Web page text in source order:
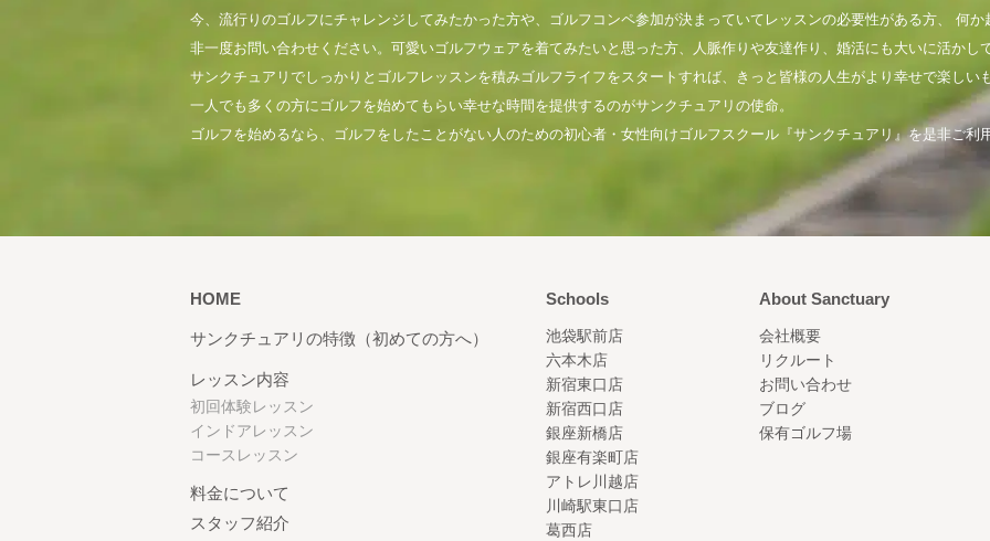
今、流行りのゴルフにチャレンジしてみたかった方や、ゴルフコンペ参加が決まっていてレッスンの必要性がある方、 何
非一度お問い合わせください。可愛いゴルフウェアを着てみたいと思った方、人脈作りや友達作り、婚活にも大いに活かし
サンクチュアリでしっかりとゴルフレッスンを積みゴルフライフをスタートすれば、きっと皆様の人生がより幸せで楽しい
一人でも多くの方にゴルフを始めてもらい幸せな時間を提供するのがサンクチュアリの使命。
ゴルフを始めるなら、ゴルフをしたことがない人のための初心者・女性向けゴルフスクール『サンクチュアリ』を是非ご利
HOME
サンクチュアリの特徴（初めての方へ）
レッスン内容
初回体験レッスン
インドアレッスン
コースレッスン
料金について
スタッフ紹介
Schools
池袋駅前店
六本木店
新宿東口店
新宿西口店
銀座新橋店
銀座有楽町店
アトレ川越店
川崎駅東口店
葛西店
About Sanctuary
会社概要
リクルート
お問い合わせ
ブログ
保有ゴルフ場